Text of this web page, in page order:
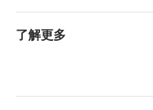
了解更多